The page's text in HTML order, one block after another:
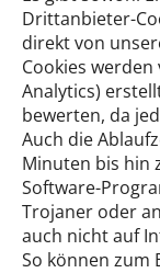
Drittanbieter-
direkt von
Cookies
Analytics)
bewerten, da
Auch die
Minuten bis hin
Software-
Trojaner oder
auch nicht auf
So können zum